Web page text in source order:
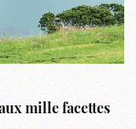
mille facettes